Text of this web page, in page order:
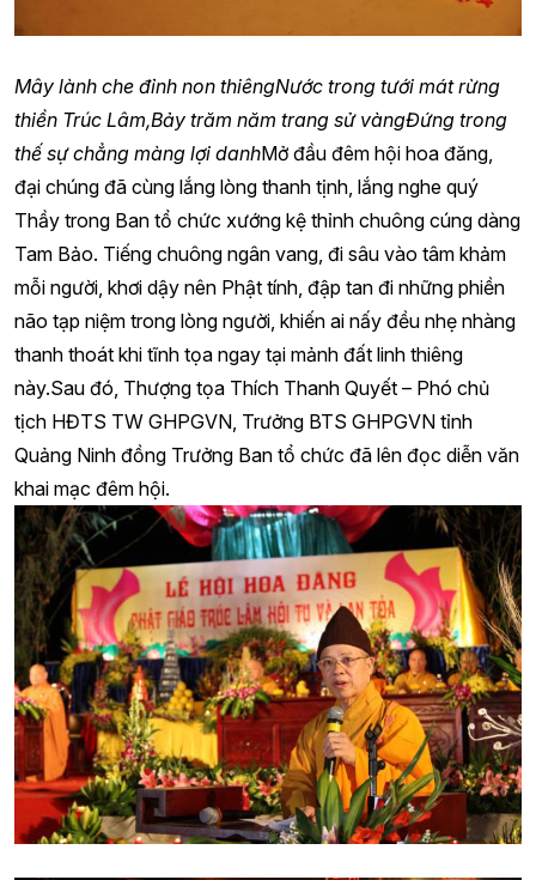
Mây lành che đỉnh non thiêngNước trong tưới mát rừng
thiền Trúc Lâm,Bảy trăm năm trang sử vàngĐứng trong
thế sự chẳng màng lợi danhMở đầu đêm hội hoa đăng,
đại chúng đã cùng lắng lòng thanh tịnh, lắng nghe quý
Thầy trong Ban tổ chức xướng kệ thỉnh chuông cúng dàng
Tam Bảo. Tiếng chuông ngân vang, đi sâu vào tâm khảm
mỗi người, khơi dậy nên Phật tính, đập tan đi những phiền
não tạp niệm trong lòng người, khiến ai nấy đều nhẹ nhàng
thanh thoát khi tĩnh tọa ngay tại mảnh đất linh thiêng
này.Sau đó, Thượng tọa Thích Thanh Quyết – Phó chủ
tịch HĐTS TW GHPGVN, Trưởng BTS GHPGVN tỉnh
Quảng Ninh đồng Trưởng Ban tổ chức đã lên đọc diễn văn
khai mạc đêm hội.